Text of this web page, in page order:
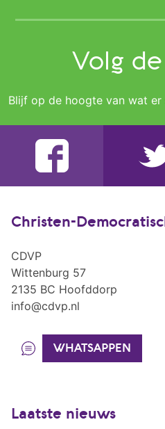
Volg
Blijf op de hoogte van wat er
Christen-
CDVP
Wittenburg 57
2135 BC Hoofddorp
info@cdvp.nl
WHATSAPPEN
Laatste nieuws